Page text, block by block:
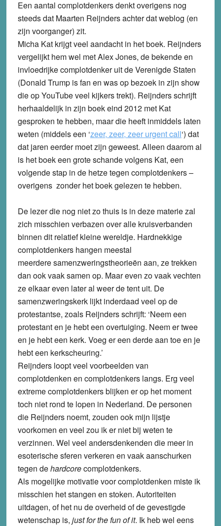
Een aantal complotdenkers denkt overigens nog
steeds dat Maarten Reijnders achter dat weblog (en
zijn voorganger) zit.
Micha Kat krijgt veel aandacht in het boek. Reijnders
vergelijkt hem wel met Alex Jones, de bekende en
invloedrijke complotdenker uit de Verenigde Staten
(Donald Trump is fan en was op bezoek in zijn show
die op YouTube veel kijkers trekt). Reijnders schrijft
herhaaldelijk in zijn boek eind 2012 met Kat
gesproken te hebben, maar die heeft inmiddels laten
weten (middels een ‘zeer, zeer, zeer urgent call‘) dat
dat jaren eerder moet zijn geweest. Alleen daarom al
is het boek een grote schande volgens Kat, een
volgende stap in de hetze tegen complotdenkers –
overigens zonder het boek gelezen te hebben.
De lezer die nog niet zo thuis is in deze materie zal
zich misschien verbazen over alle kruisverbanden
binnen dit relatief kleine wereldje. Hardnekkige
complotdenkers hangen meestal
meerdere samenzweringstheorieën aan, ze trekken
dan ook vaak samen op. Maar even zo vaak vechten
ze elkaar even later al weer de tent uit. De
samenzweringskerk lijkt inderdaad veel op de
protestantse, zoals Reijnders schrijft: ‘Neem een
protestant en je hebt een overtuiging. Neem er twee
en je hebt een kerk. Voeg er een derde aan toe en je
hebt een kerkscheuring.’
Reijnders loopt veel voorbeelden van
complotdenken en complotdenkers langs. Erg veel
extreme complotdenkers blijken er op het moment
toch niet rond te lopen in Nederland. De personen
die Reijnders noemt, zouden ook mijn lijstje
voorkomen en veel zou ik er niet bij weten te
verzinnen. Wel veel andersdenkenden die meer in
esoterische sferen verkeren en vaak aanschurken
tegen dehardcorecomplotdenkers.
Als mogelijke motivatie voor complotdenken miste ik
misschien het stangen en stoken. Autoriteiten
uitdagen, of het nu de overheid of de gevestigde
wetenschap is, just for the fun of it. Ik heb wel eens